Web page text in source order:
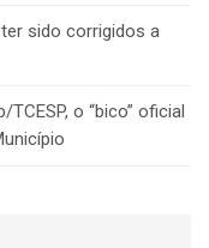
sido corrigidos a
o “bico” oficial